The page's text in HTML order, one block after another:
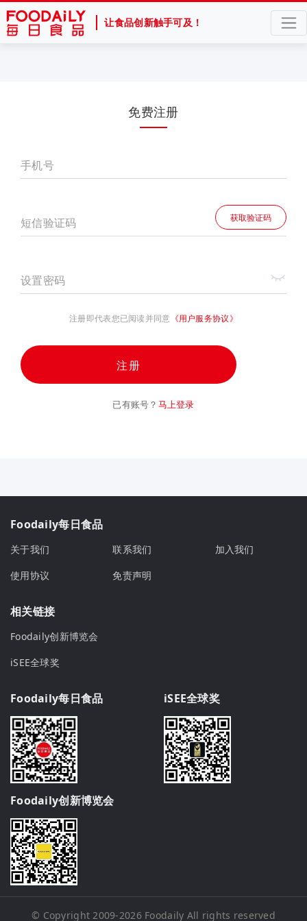
让食品创新触手可及！
免费注册
手机号
短信验证码 获取验证码
设置密码
注册即代表您已阅读并同意 《用户服务协议》
注册
已有账号？ 马上登录
Foodaily每日食品
关于我们 联系我们
加入我们
使用协议
免责声明
相关链接
Foodaily创新博览会
iSEE全球奖
Foodaily每日食品 iSEE全球奖
Foodaily创新博览会
© Copyright 2009-2026 Foodaily All rights reserved